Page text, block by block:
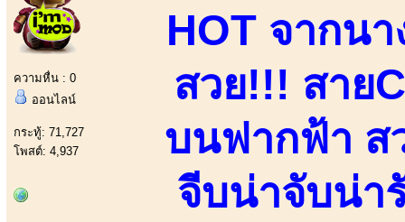
ความหื่น : 0
ออนไลน์
กระทู้: 71,727
โพสต์: 4,937
HOT จากน
สวย!!! สาย
บนฟากฟ้า ส
จีบน่าจับน่า